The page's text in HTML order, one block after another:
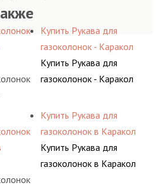
Купить Рукава для
газоколонок - Каракол
Купить Рукава для
газоколонок - Каракол
Купить Рукава для
газоколонок в Каракол
Купить Рукава для
газоколонок в Каракол